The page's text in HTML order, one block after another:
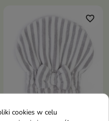
favorite_border
cookies w celu